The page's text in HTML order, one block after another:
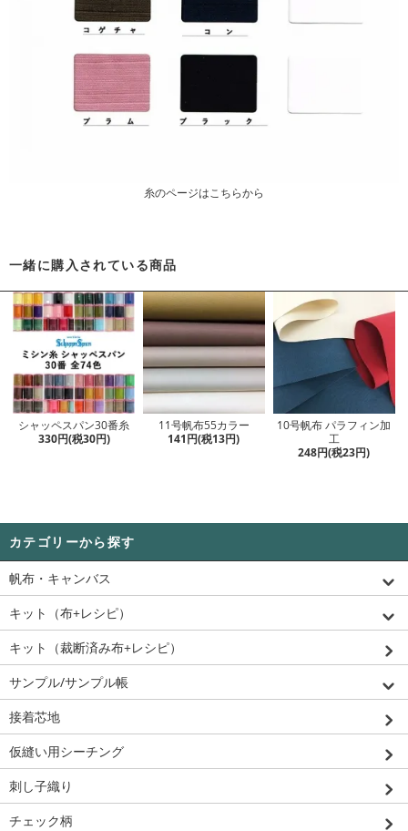
糸のページはこちらから
一緒に購入されている商品
シャッペスパン30番糸
330円(税30円)
11号帆布55カラー
141円(税13円)
10号帆布 パラフィン加
工
248円(税23円)
カテゴリーから探す
帆布・キャンバス
キット（布+レシピ）
キット（裁断済み布+レシピ）
サンプル/サンプル帳
接着芯地
仮縫い用シーチング
刺し子織り
チェック柄